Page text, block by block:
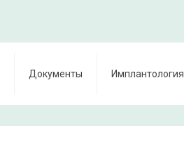
Документы Имплантология